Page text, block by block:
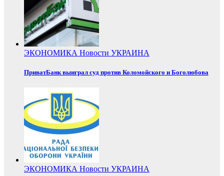
ЭКОНОМИКА Новости УКРАИНА
ПриватБанк выиграл суд против Коломойского и Боголюбова
ЭКОНОМИКА Новости УКРАИНА